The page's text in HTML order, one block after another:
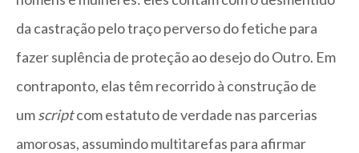
da castração pelo traço perverso do fetiche para
fazer suplência de proteção ao desejo do Outro. Em
contraponto, elas têm recorrido à construção de
umscriptcom estatuto de verdade nas parcerias
amorosas, assumindo multitarefas para afirmar